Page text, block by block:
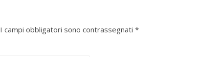
I campi obbligatori sono contrassegnati *